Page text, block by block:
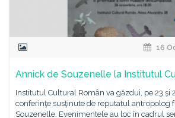
16
Annick de Souzenelle la Institutul
Institutul Cultural Român va găzdui, pe 23 şi
conferinţe susţinute de reputatul antropolog
Souzenelle. Evenimentele au loc în cadrul